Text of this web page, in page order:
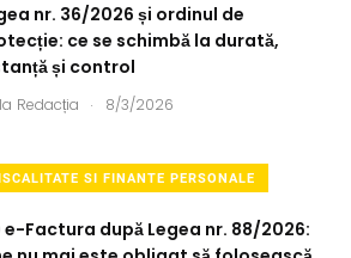
nr. 36/2026 și ordinul de
ce se schimbă la durată,
și control
Redacția . 8/3/2026
SI FINANTE PERSONALE
e-Factura după Legea nr. 88/2026: